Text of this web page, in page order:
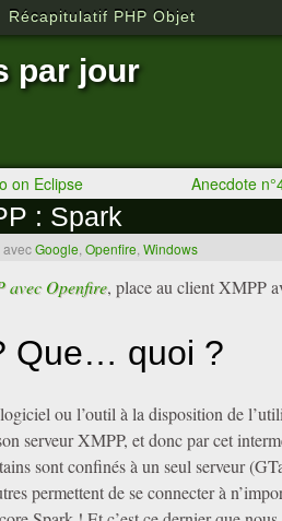
Récapitulatif PHP Objet
par jour
on Eclipse Anecdote
: Spark
avecGoogle Openfire Windows
avec Openfire, place au client XMPP
Que… quoi ?
ou l’outil à la disposition de
serveur XMPP, et donc par cet
sont confinés à un seul serveur
permettent de se connecter à